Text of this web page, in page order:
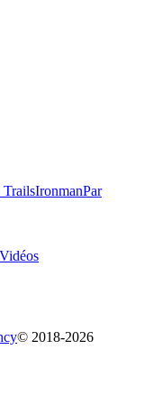
IronmanPar
Vidéos
© 2018-2026